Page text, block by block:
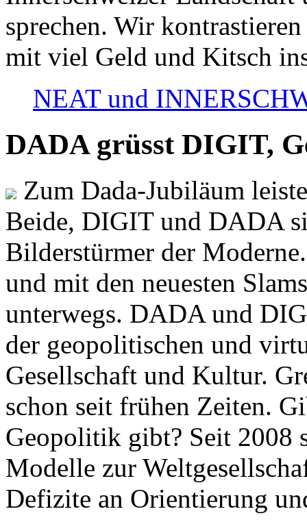
sprechen. Wir
mit viel Geld und Kitsch
NEAT und
DADA grüsst DIGIT,
Zum Dada-Jubiläum
Beide, DIGIT und DADA
Bilderstürmer der
und mit den neuesten
unterwegs. DADA und
der geopolitischen und
Gesellschaft und Kultur.
schon seit frühen Zeiten.
Geopolitik gibt? Seit 2008
Modelle zur
Defizite an Orientierung